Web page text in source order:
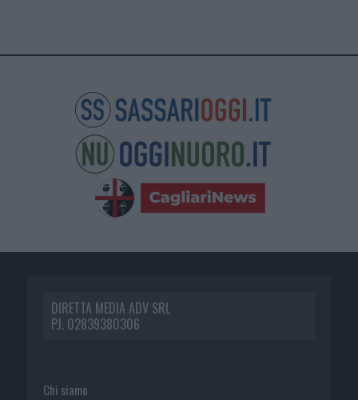
DIRETTA MEDIA ADV SRL
P.I. 02839380306
Chi siamo